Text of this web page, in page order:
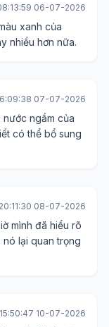
06-07-2026
xanh của
nhiều hơn nữa.
07-07-2026
ngầm của
có thể bổ sung
20:11:30 08-07-2026
mình đã hiểu rõ
lại quan trọng
15:50:47 10-07-2026